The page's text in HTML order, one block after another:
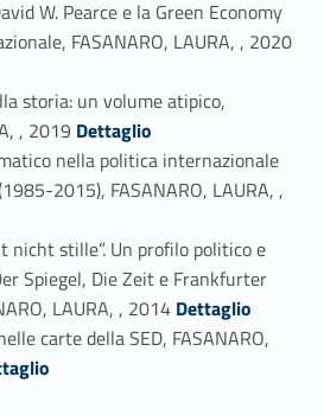
W. Pearce e la Green Economy
FASANARO, LAURA, , 2020
storia: un volume atipico,
, 2019 Link identifier #identifier_person_60397-5Dettaglio
nella politica internazionale
2015), FASANARO, LAURA, ,
nicht stille”. Un profilo politico e
Spiegel, Die Zeit e Frankfurter
LAURA, , 2014 Link identifier #identifier_person_139135-7Dettaglio
carte della SED, FASANARO,